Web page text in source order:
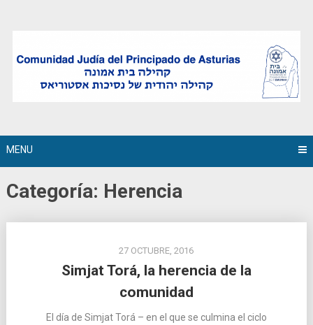
MENU
Categoría: Herencia
27 OCTUBRE, 2016
Simjat Torá, la herencia de la
comunidad
El día de Simjat Torá – en el que se culmina el ciclo